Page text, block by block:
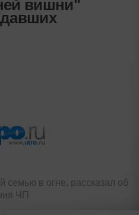
вишни"
семью в огне, рассказал об
ЧП